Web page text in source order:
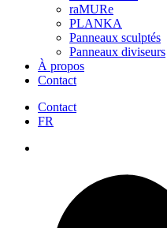
raMURe
PLANKA
Panneaux sculptés
Panneaux diviseurs
À propos
Contact
Contact
FR